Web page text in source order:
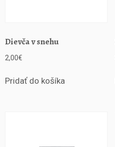
Dievča v snehu
2,00€
Pridať do košíka